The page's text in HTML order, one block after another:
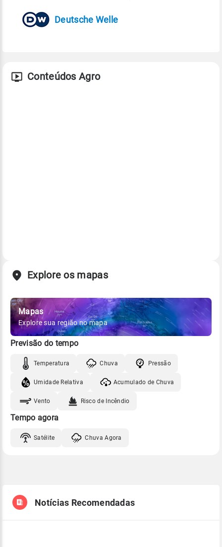
Deutsche Welle
Conteúdos Agro
Explore os mapas
Mapas
Explore sua região no mapa
Previsão do tempo
Temperatura Chuva Pressão
Umidade Relativa Acumulado de Chuva
Vento Risco de Incêndio
Tempo agora
Satélite Chuva Agora
Notícias Recomendadas